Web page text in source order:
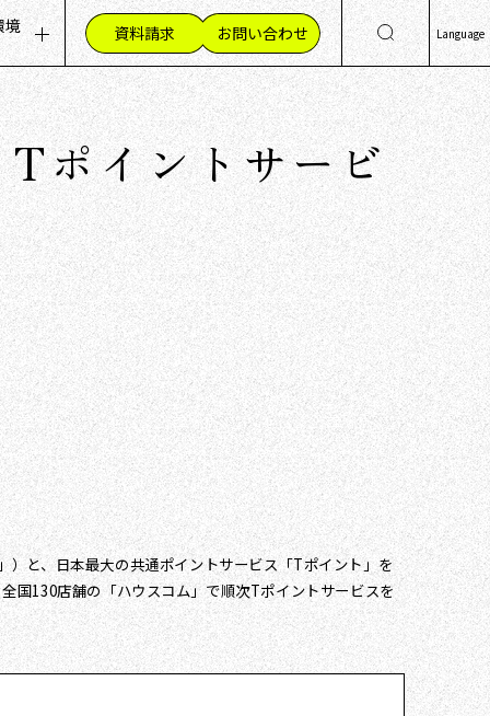
セージ
み
境
種（採用情報）
の想い
境
声
資料請求 お問い合わせ Language
日
简
繁
ポイントサービ
と、日本最大の共通ポイントサービス「Tポイント」を
国130店舗の「ハウスコム」で順次Tポイントサービスを